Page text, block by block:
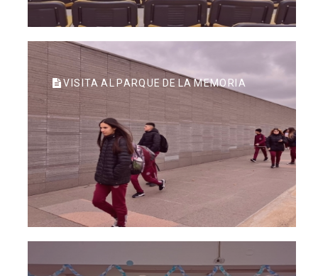
VISITA AL PARQUE DE LA MEMORIA